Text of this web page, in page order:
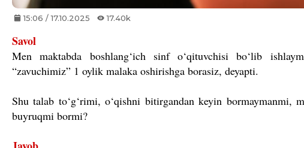
15:06 / 17.10.2025 17.40k
Savol
Men maktabda boshlang‘ich sinf o‘qituvchisi bo‘lib
“zavuchimiz” 1 oylik malaka oshirishga borasiz, deyapti.
Shu talab to‘g‘rimi, o‘qishni bitirgandan keyin bormaymanmi,
buyruqmi bormi?